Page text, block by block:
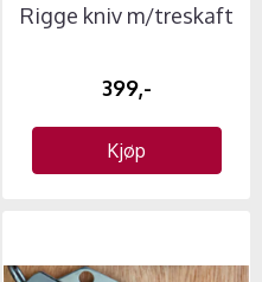
Rigge kniv m/treskaft
399,-
Kjøp